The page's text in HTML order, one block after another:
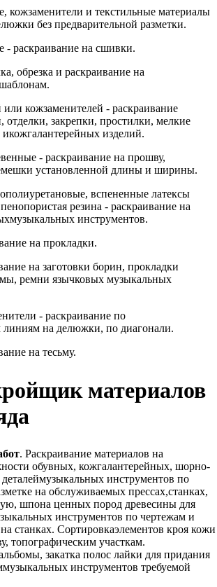
кожзаменители и текстильные материалы
без предварительной разметки.
раскраивание на сшивки.
обрезка и раскраивание на
кожзаменителей - раскраивание
отделки, закрепки, простилки, мелкие
икожгалантерейных изделий.
- раскраивание на прошву,
установленной длины и ширины.
вспененные латексы
резина - раскраивание на
инструментов.
на прокладки.
на заготовки борин, прокладки
ремни язычковых музыкальных
- раскраивание по
линиям на делюжки, по диагонали.
на тесьму.
материалов
. Раскраивание материалов на
обувных, кожгалантерейных, шорно-
инструментов по
на обслуживаемых прессах,станках,
шпона ценных пород древесины для
инструментов по чертежам и
станках. Сортировкаэлементов кроя кожи
топографическим участкам.
закатка полос лайки для придания
инструментов требуемой